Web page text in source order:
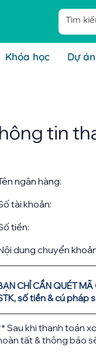
Khóa học Dự án
tin
ngân hàng:
tài khoản:
tiền:
dung chuyển
CHỈ CẦN QUÉT MÃ
số tiền & cú pháp
Sau khi thanh toán
tất & thông báo